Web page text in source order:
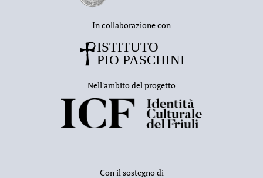
In collaborazione con
Nell'ambito del progetto
Con il sostegno di